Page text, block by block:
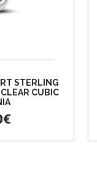
STERLING
CUBIC